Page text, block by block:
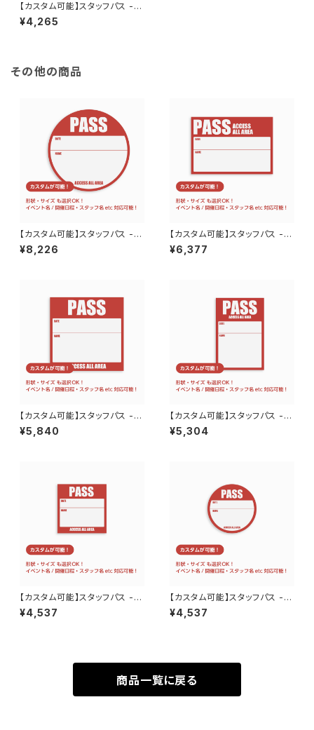
【カスタム可能】スタッフパス -
サテンシール 円形 50mm ×
50mm 50枚 3日程度で発送
¥4,265
その他の商品
【カスタム可能】スタッフパス -
サテンシール 正方形 100mm
× 100mm 50枚 3日程度で発
¥8,226
【カスタム可能】スタッフパス -
サテンシール 長方形横 100
mm×70mm 50枚 3日程度
¥6,377
【カスタム可能】スタッフパス -
サテンシール 正方形 80mm
× 80mm 50枚 3日程度で発
¥5,840
【カスタム可能】スタッフパス -
サテンシール 長方形縦 60m
m×90mm 50枚 3日程度で
¥5,304
【カスタム可能】スタッフパス -
サテンシール 正方形 60mm
× 60mm 50枚 3日程度で発
¥4,537
【カスタム可能】スタッフパス -
サテンシール 円形 60mm ×
60mm 50枚 3日程度で発送
¥4,537
商品一覧に戻る